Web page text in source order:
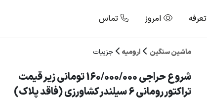
تعرفه امروز تماس
ماشین سنگین ارومیه جزییات
شروع حراجی 160/000/000 تومانی زیر قیمت
تراکتور رومانی 6 سیلندر کشاورزی (فاقد پلاک)